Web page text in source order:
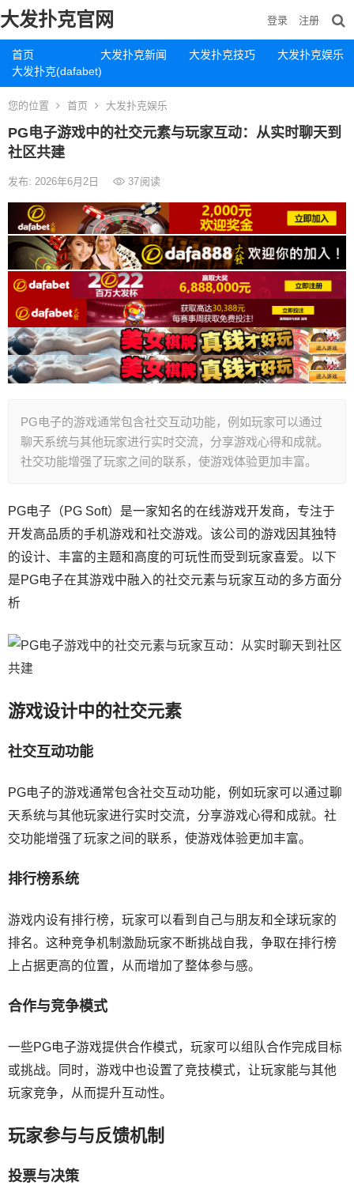
大发扑克官网
首页 大发扑克新闻 大发扑克技巧
大发扑克娱乐
大发扑克(dafabet)
登录 注册
您的位置 首页 大发扑克娱乐
PG电子游戏中的社交元素与玩家互动：从实时聊天到
社区共建
发布: 2026年6月2日 37阅读
PG电子的游戏通常包含社交互动功能，例如玩家可以通过
聊天系统与其他玩家进行实时交流，分享游戏心得和成就。
社交功能增强了玩家之间的联系，使游戏体验更加丰富。
PG电子（PG Soft）是一家知名的在线游戏开发商，专注于
开发高品质的手机游戏和社交游戏。该公司的游戏因其独特
的设计、丰富的主题和高度的可玩性而受到玩家喜爱。以下
是PG电子在其游戏中融入的社交元素与玩家互动的多方面分
析
游戏设计中的社交元素
社交互动功能
PG电子的游戏通常包含社交互动功能，例如玩家可以通过聊
天系统与其他玩家进行实时交流，分享游戏心得和成就。社
交功能增强了玩家之间的联系，使游戏体验更加丰富。
排行榜系统
游戏内设有排行榜，玩家可以看到自己与朋友和全球玩家的
排名。这种竞争机制激励玩家不断挑战自我，争取在排行榜
上占据更高的位置，从而增加了整体参与感。
合作与竞争模式
一些PG电子游戏提供合作模式，玩家可以组队合作完成目标
或挑战。同时，游戏中也设置了竞技模式，让玩家能与其他
玩家竞争，从而提升互动性。
玩家参与与反馈机制
投票与决策